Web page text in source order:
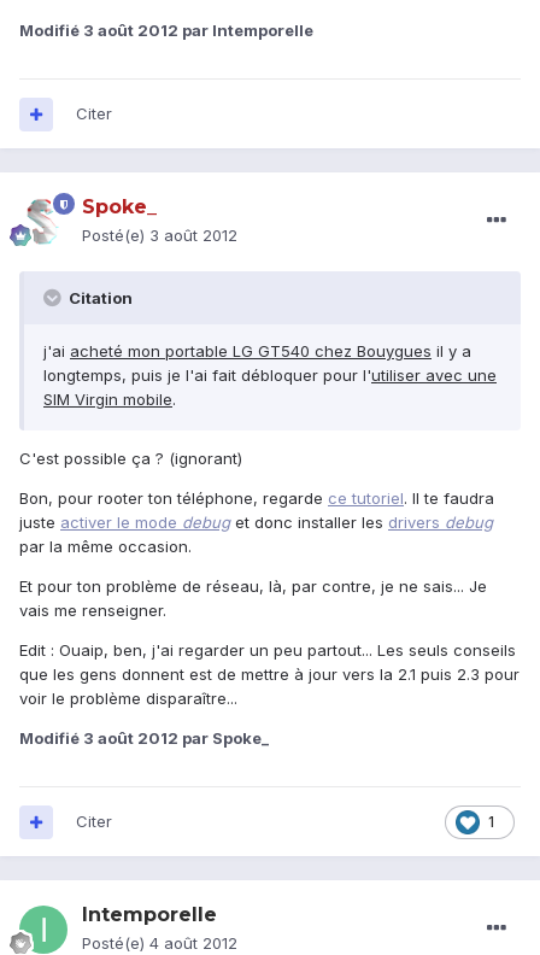
Modifié 3 août 2012 par Intemporelle
Citer
Spoke_
Posté(e) 3 août 2012
Citation
j'ai acheté mon portable LG GT540 chez Bouygues il y a
longtemps, puis je l'ai fait débloquer pour l'utiliser avec une
SIM Virgin mobile.
C'est possible ça ? (ignorant)
Bon, pour rooter ton téléphone, regarde ce tutoriel. Il te faudra
juste activer le mode debug et donc installer les drivers debug
par la même occasion.
Et pour ton problème de réseau, là, par contre, je ne sais... Je
vais me renseigner.
Edit : Ouaip, ben, j'ai regarder un peu partout... Les seuls conseils
que les gens donnent est de mettre à jour vers la 2.1 puis 2.3 pour
voir le problème disparaître...
Modifié 3 août 2012 par Spoke_
1
Citer
Intemporelle
Posté(e) 4 août 2012